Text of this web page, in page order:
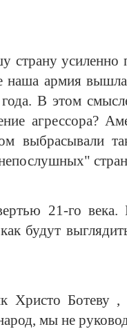
страну усиленно
наша армия
В этом
агрессора?
выбрасывали
21-го
будут
Христо Ботеву
мы не